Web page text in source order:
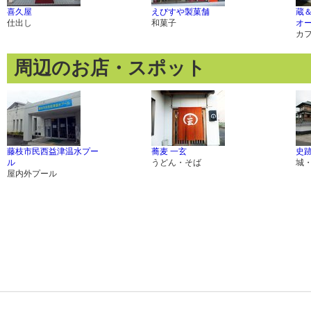
喜久屋
仕出し
えびすや製菓舗
和菓子
蔵
オ
カ
周辺のお店・スポット
藤枝市民西益津温水プー
ル
屋内外プール
蕎麦 一玄
うどん・そば
史
城